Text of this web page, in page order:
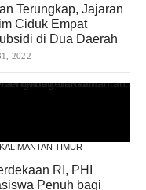
Terungkap, Jajaran
Ciduk Empat
di Dua Daerah
2022
KALIMANTAN TIMUR
RI, PHI
Penuh bagi